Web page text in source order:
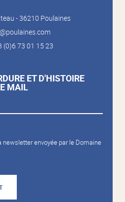
- 36210 Poulaines
(0)6 73 01 15 23
ET D'HISTOIRE
MAIL
newsletter envoyée par le Domaine